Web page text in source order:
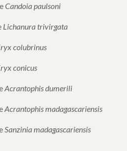
Candoia paulsoni
Lichanura trivirgata
colubrinus
conicus
Acrantophis dumerili
Acrantophis madagascariensis
Sanzinia madagascariensis